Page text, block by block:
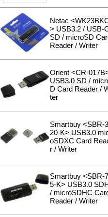
Инструменты и техника
Netac
> USB3.2 / USB-
SD / microSD
Reader / Writer
Orient <CR-
USB3.0 SD /
D Card Reader /
ter
Smartbuy <SBR-
20-K> USB3.0
oSDXC Card
r / Writer
Smartbuy <SBR-
5-K> USB3.0
/ microSDHC
Reader / Writer